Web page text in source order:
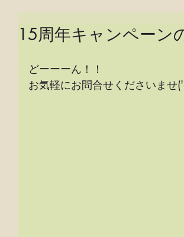
15周年キャンペーン
どーーーん！！
お気軽にお問合せくださいませ